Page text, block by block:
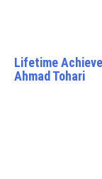
Lifetime
Ahmad Tohari